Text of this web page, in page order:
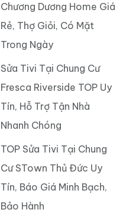
Chương Dương Home Giá
Rẻ, Thợ Giỏi, Có Mặt
Trong Ngày
Sửa Tivi Tại Chung Cư
Fresca Riverside TOP Uy
Tín, Hỗ Trợ Tận Nhà
Nhanh Chóng
TOP Sửa Tivi Tại Chung
Cư STown Thủ Đức Uy
Tín, Báo Giá Minh Bạch,
Bảo Hành